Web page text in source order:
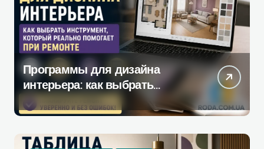
Программы для дизайна
интерьера: как выбрать
инструмент, который
действительно поможет при
ремонте